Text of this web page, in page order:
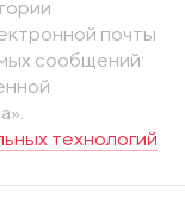
почты
сообщений:
технологий